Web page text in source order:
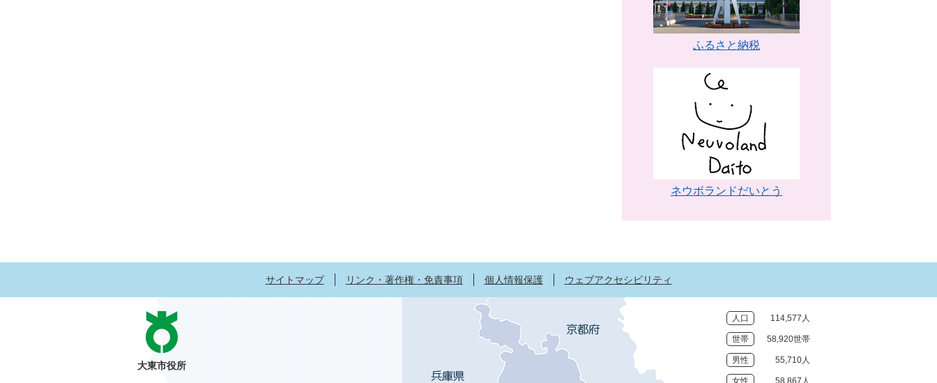
ふるさと納税
ネウボランドだいとう
サイトマップ リンク・著作権・免責事項 個人情報保護 ウェブアクセシビリティ
人口 114,577人
世帯 58,920世帯
男性 55,710人
女性 58,867人
大東市役所